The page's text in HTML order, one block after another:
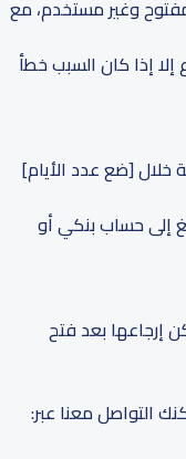
وغير مستخدم، مع
إذا كان السبب خطأ
خلال [ضع عدد الأيام]
إلى حساب بنكي أو
إرجاعها بعد فتح
التواصل معنا عبر: